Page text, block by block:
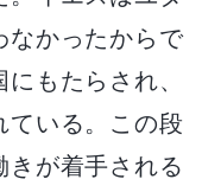
なかったからで
もたらされ、
ている。この段
きが着手される